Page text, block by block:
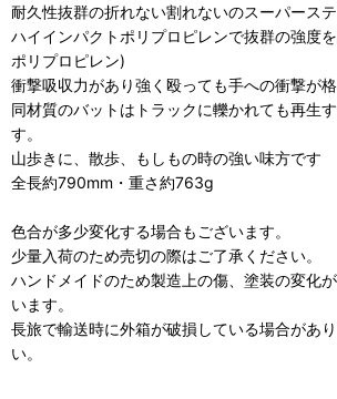
耐久性抜群の折れない割れないのスーパーステ
ハイインパクトポリプロピレンで抜群の強度
ポリプロピレン)
衝撃吸収力があり強く殴っても手への衝撃が格
同材質のバットはトラックに轢かれても再生
す。
山歩きに、散歩、もしもの時の強い味方です
全長約790mm・重さ約763g
色合が多少変化する場合もございます。
少量入荷のため売切の際はご了承ください。
ハンドメイドのため製造上の傷、塗装の変化
います。
長旅で輸送時に外箱が破損している場合があ
い。